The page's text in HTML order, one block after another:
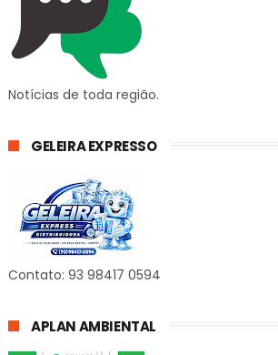
Notícias de toda região.
GELEIRA EXPRESSO
Contato: 93 98417 0594
APLAN AMBIENTAL